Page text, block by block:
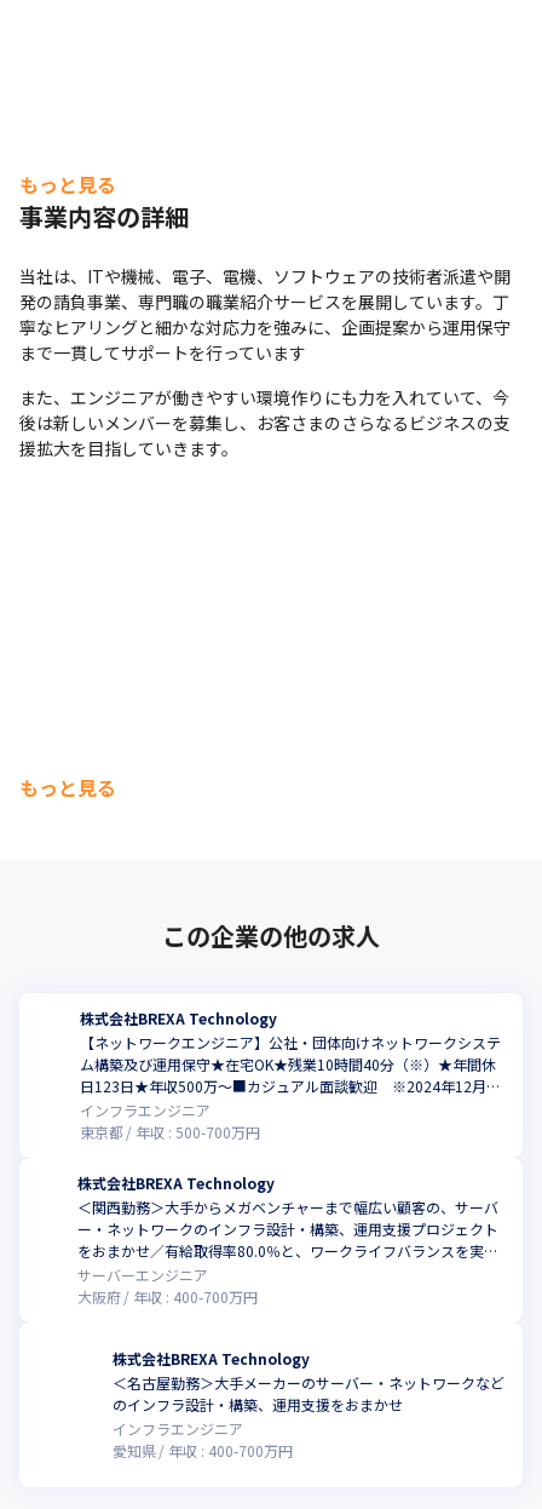
もっと見る
事業内容の詳細
当社は、ITや機械、電子、電機、ソフトウェアの技術者派遣や開
発の請負事業、専門職の職業紹介サービスを展開しています。丁
寧なヒアリングと細かな対応力を強みに、企画提案から運用保守
まで一貫してサポートを行っています
また、エンジニアが働きやすい環境作りにも力を入れていて、今
後は新しいメンバーを募集し、お客さまのさらなるビジネスの支
援拡大を目指していきます。
もっと見る
この企業の他の求人
株式会社BREXA Technology
【ネットワークエンジニア】公社・団体向けネットワークシステ
ム構築及び運用保守★在宅OK★残業10時間40分（※）★年間休
日123日★年収500万～■カジュアル面談歓迎 ※2024年12月時
点
インフラエンジニア
東京都
年収 : 500-700万円
株式会社BREXA Technology
＜関西勤務＞大手からメガベンチャーまで幅広い顧客の、サーバ
ー・ネットワークのインフラ設計・構築、運用支援プロジェクト
をおまかせ／有給取得率80.0％と、ワークライフバランスを実現
しやすい環境
サーバーエンジニア
大阪府
年収 : 400-700万円
株式会社BREXA Technology
＜名古屋勤務＞⼤⼿メーカーのサーバー・ネットワークなど
のインフラ設計・構築、運用支援をおまかせ
インフラエンジニア
愛知県
年収 : 400-700万円